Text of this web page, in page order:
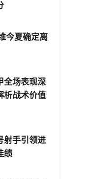
今夏确定离
全场表现深
析战术价值
射手引领进
绩